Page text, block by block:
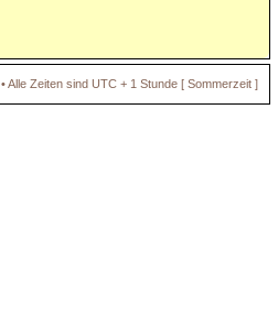
• Alle Zeiten sind UTC + 1 Stunde [ Sommerzeit ]